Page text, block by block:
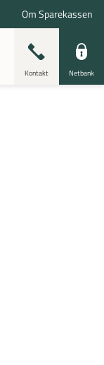
Om Sparekassen
Kontakt Netbank